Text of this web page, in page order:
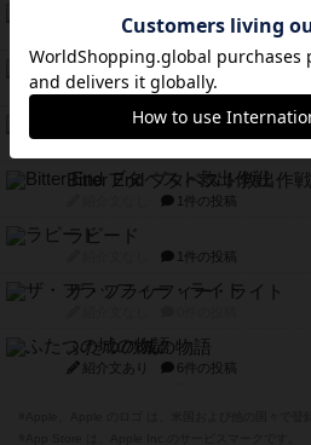
紹介文なし 1件の投稿
スモールワールド
紹介文あり 13件の投稿
ギャンブラー
Bitter End ブタペスト救出作戦
1件の投稿
ラピード
1件の投稿
ザ・フラッフィー・ライト
ふたつの城の物語
紹介文あり 6件の投稿